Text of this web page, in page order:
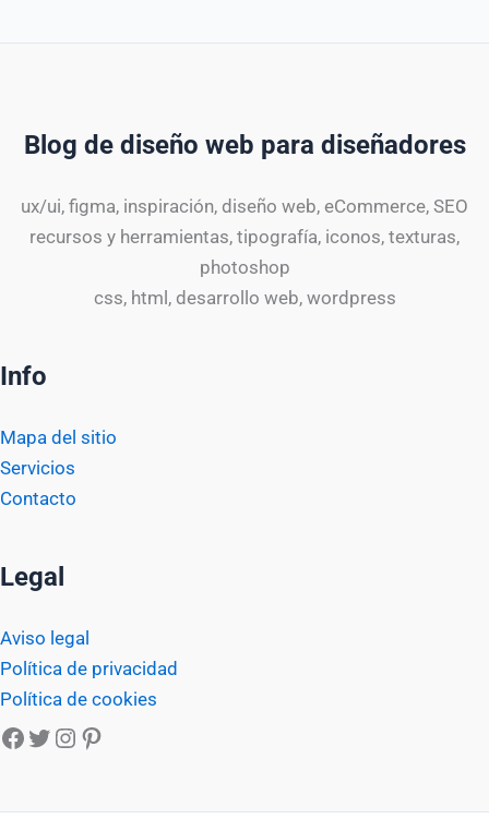
Blog de diseño web para diseñadores
ux/ui, figma, inspiración, diseño web, eCommerce, SEO
recursos y herramientas, tipografía, iconos, texturas,
photoshop
css, html, desarrollo web, wordpress
Info
Mapa del sitio
Servicios
Contacto
Legal
Aviso legal
Política de privacidad
Política de cookies
Facebook
Twitter
Instagram
Pinterest